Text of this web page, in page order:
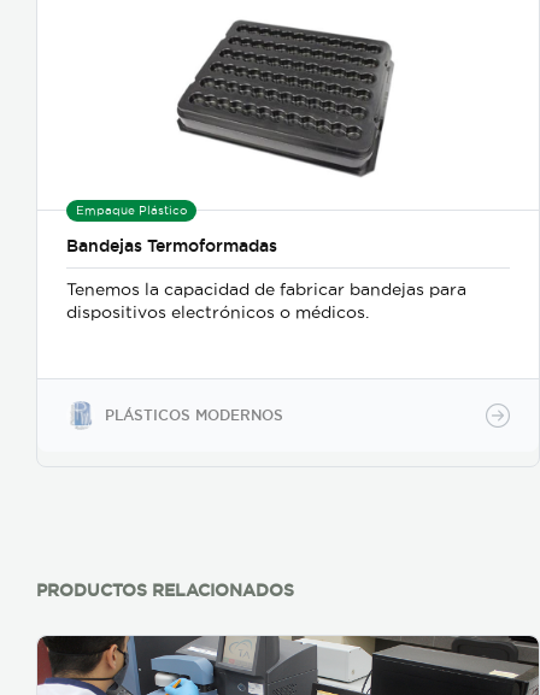
Empaque Plástico
Bandejas Termoformadas
Tenemos la capacidad de fabricar bandejas para
dispositivos electrónicos o médicos.
PLÁSTICOS MODERNOS
PRODUCTOS RELACIONADOS